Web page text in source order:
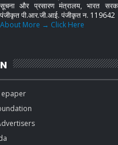
सूचना और प्रसारण मंत्रालय, भारत
पंजीकृत पी.आर.जी.आई. पंजीकृत न. 119642
About More → Click Here
epaper